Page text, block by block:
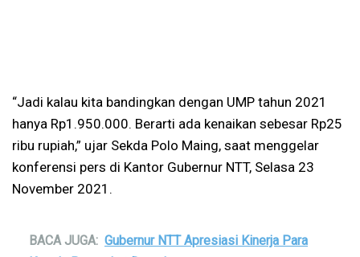
“Jadi kalau kita bandingkan dengan UMP tahun 2021
hanya Rp1.950.000. Berarti ada kenaikan sebesar Rp25
ribu rupiah,” ujar Sekda Polo Maing, saat menggelar
konferensi pers di Kantor Gubernur NTT, Selasa 23
November 2021.
BACA JUGA: Gubernur NTT Apresiasi Kinerja Para